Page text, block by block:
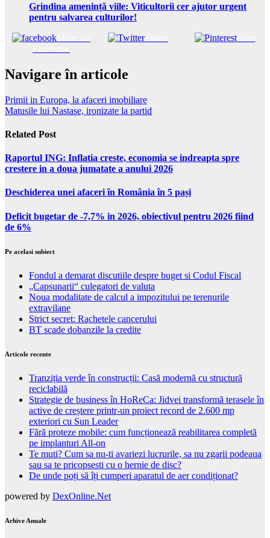
Grindina amenință viile: Viticultorii cer ajutor urgent
pentru salvarea culturilor!
Tweet Save
Navigare în articole
Primii in Europa, la afaceri imobiliare
Matusile lui Nastase, ironizate la partid
Related Post
Raportul ING: Inflatia creste, economia se indreapta spre
crestere in a doua jumatate a anului 2026
Deschiderea unei afaceri în România în 5 pași
Deficit bugetar de -7,7% in 2026, obiectivul pentru 2026 fiind
de 6%
Pe acelasi subiect
Fondul a demarat discutiile despre buget si Codul Fiscal
„Capsunarii“ culegatori de valuta
Noua modalitate de calcul a impozitului pe terenurile
extravilane
Strict secret: Rachetele cancerului
BT scade dobanzile la credite
Articole recente
Tranziția verde în construcții: Casă modernă cu structură
reciclabilă
Strategie de business în HoReCa: Jidvei transformă terasele în
active de creștere printr-un proiect record de 2.600 mp
exteriori cu Sun Leader
Fără proteze mobile: cum funcționează reabilitarea completă
pe implanturi All-on
Te muti? Cum sa nu-ti avariezi lucrurile, sa nu zgarii podeaua
sau sa te pricopsesti cu o hernie de disc?
De unde poți să îți cumperi aparatul de aer condiționat?
powered by DexOnline.Net
Arhive Anuale